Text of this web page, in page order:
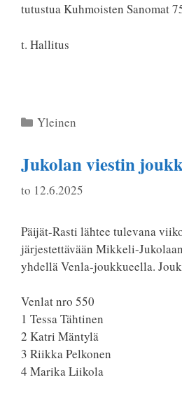
tutustua Kuhmoisten Sanomat
t. Hallitus
Kategoriat
Yleinen
Jukolan viestin
to 12.6.2025
Päijät-Rasti lähtee tulevana
järjestettävään Mikkeli-
yhdellä Venla-joukkueella.
Venlat nro 550
1 Tessa Tähtinen
2 Katri Mäntylä
3 Riikka Pelkonen
4 Marika Liikola